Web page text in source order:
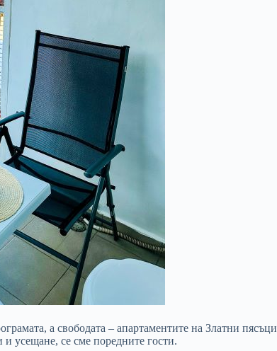
а свободата – апартаментите на Златни пясъци
усещане, се сме поредните гости.